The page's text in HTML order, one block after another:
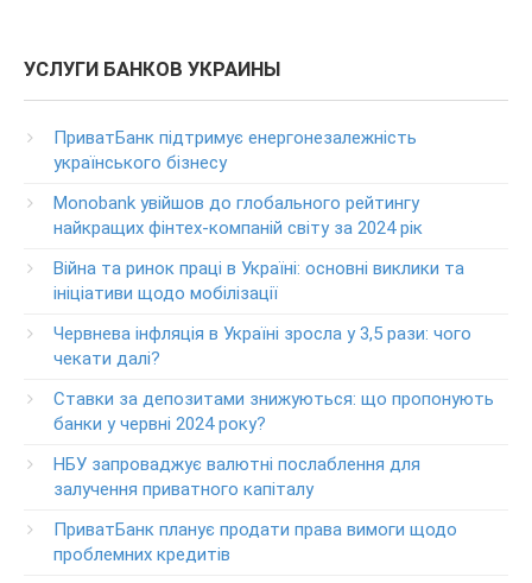
+38-056-716-11-31
клиентов ПриватБанка
Колл центр: 3700
Круглосуточный телефон поддержки VIP­-клиентов
ПриватБанка
+38-056-716-12-12
+38-073-900-00-02
Круглосуточный телефон поддержки владельцев карт
класса GOLD
0-800-504-707
Круглосуточный телефон поддержки обслуживания
0-800-500-030
УСЛУГИ БАНКОВ УКРАИНЫ
ПриватБанк підтримує енергонезалежність
українського бізнесу
Monobank увійшов до глобального рейтингу
найкращих фінтех-компаній світу за 2024 рік
Війна та ринок праці в Україні: основні виклики та
ініціативи щодо мобілізації
Червнева інфляція в Україні зросла у 3,5 рази: чого
чекати далі?
Ставки за депозитами знижуються: що пропонують
банки у червні 2024 року?
НБУ запроваджує валютні послаблення для
залучення приватного капіталу
ПриватБанк планує продати права вимоги щодо
проблемних кредитів